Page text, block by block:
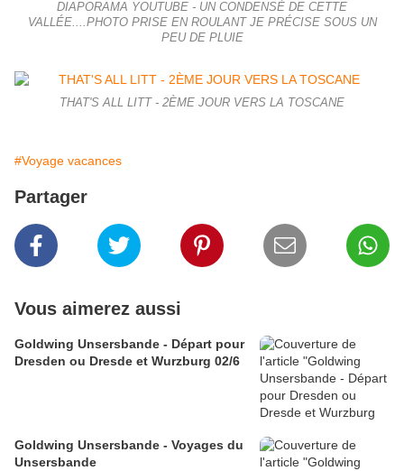
DIAPORAMA YOUTUBE - UN CONDENSÉ DE CETTE
VALLÉE....PHOTO PRISE EN ROULANT JE PRÉCISE SOUS UN
PEU DE PLUIE
THAT'S ALL LITT - 2ÈME JOUR VERS LA TOSCANE
#Voyage vacances
Partager
Vous aimerez aussi
Goldwing Unsersbande - Départ pour
Dresden ou Dresde et Wurzburg 02/6
Goldwing Unsersbande - Voyages du
Unsersbande